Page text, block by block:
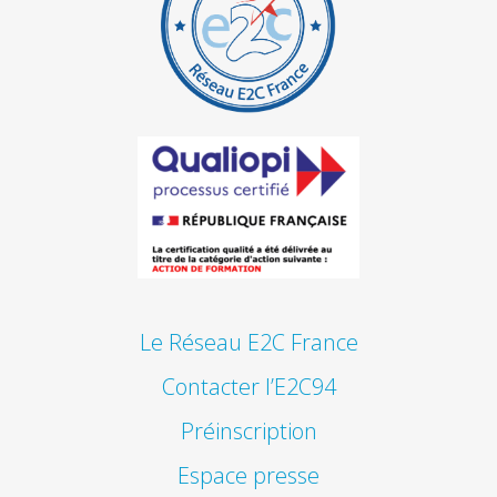
Le Réseau E2C France
Contacter l’E2C94
Préinscription
Espace presse